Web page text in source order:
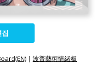
| 波普藝術情緒板